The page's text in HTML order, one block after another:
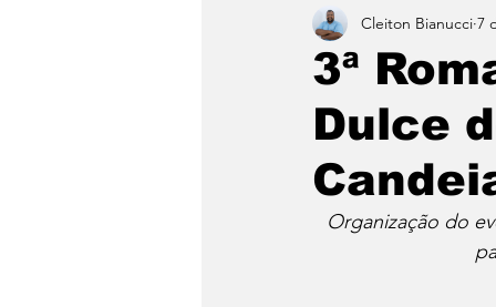
3ª
Dulce
Cleiton Bianucci 7
Organização do